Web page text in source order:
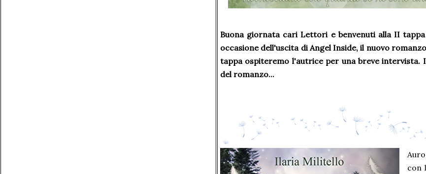
Buona giornata cari Lettori e benvenuti alla II
occasione dell'uscita di Angel Inside, il nuovo
tappa ospiteremo l'autrice per una breve intervista.
del romanzo...
con